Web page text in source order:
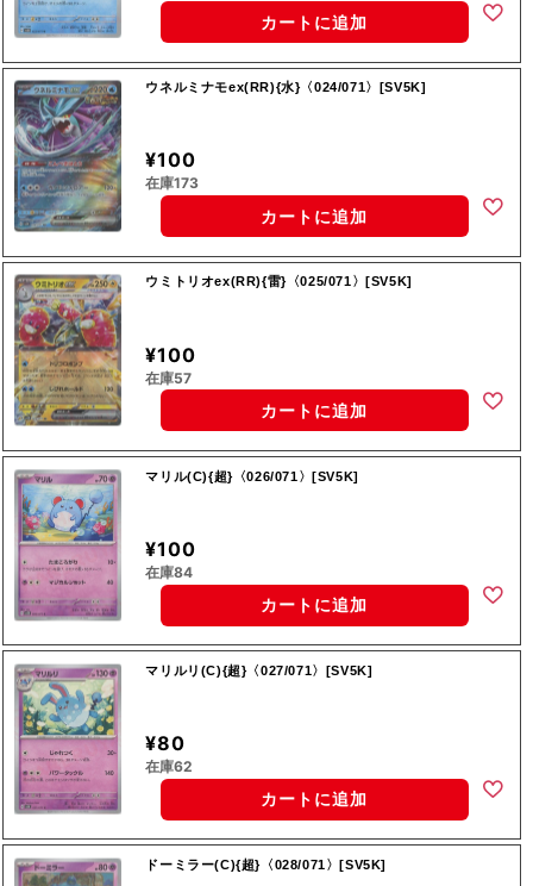
カートに追加
ウネルミナモex(RR){水}〈024/071〉[SV5K]
¥100
在庫173
カートに追加
ウミトリオex(RR){雷}〈025/071〉[SV5K]
¥100
在庫57
カートに追加
マリル(C){超}〈026/071〉[SV5K]
¥100
在庫84
カートに追加
マリルリ(C){超}〈027/071〉[SV5K]
¥80
在庫62
カートに追加
ドーミラー(C){超}〈028/071〉[SV5K]